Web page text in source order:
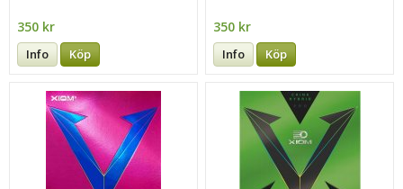
350 kr
Info Köp
350 kr
Info Köp